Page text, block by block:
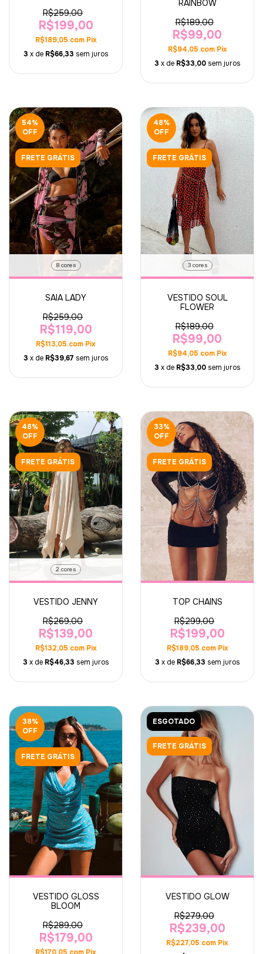
R$259,00
R$199,00
R$189,05 com Pix
3 x de R$66,33 sem juros
RAINBOW
R$189,00
R$99,00
R$94,05 com Pix
3 x de R$33,00 sem juros
54%
OFF
FRETE GRÁTIS
8 cores
SAIA LADY
R$259,00
R$119,00
R$113,05 com Pix
3 x de R$39,67 sem juros
48%
OFF
FRETE GRÁTIS
3 cores
VESTIDO SOUL
FLOWER
R$189,00
R$99,00
R$94,05 com Pix
3 x de R$33,00 sem juros
48%
OFF
FRETE GRÁTIS
2 cores
VESTIDO JENNY
R$269,00
R$139,00
R$132,05 com Pix
3 x de R$46,33 sem juros
33%
OFF
FRETE GRÁTIS
TOP CHAINS
R$299,00
R$199,00
R$189,05 com Pix
3 x de R$66,33 sem juros
38%
OFF
FRETE GRÁTIS
VESTIDO GLOSS
BLOOM
R$289,00
R$179,00
ESGOTADO
FRETE GRÁTIS
VESTIDO GLOW
R$279,00
R$239,00
R$227,05 com Pix